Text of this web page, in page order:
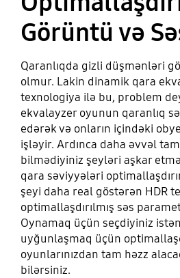
Görüntü və
Qaranlıqda gizli düşmənləri
olmur. Lakin dinamik qara
texnologiya ilə bu, problem
ekvalayzer oyunun qaranlıq
edərək və onların içindəki
işləyir. Ardınca daha əvvəl
bilmədiyiniz şeyləri aşkar
qara səviyyələri
şeyi daha real göstərən HDR
optimallaşdırılmış səs
Oynamaq üçün seçdiyiniz
uyğunlaşmaq üçün
oyunlarınızdan tam həzz
bilərsiniz.